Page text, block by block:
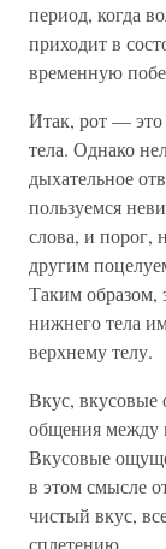
период, когда
приходит в
временную
Итак, рот — это
тела. Однако
дыхательное
пользуемся
слова, и порог,
другим
Таким образом,
нижнего тела
верхнему телу.
Вкус,
общения между
Вкусовые
в этом смысле
чистый вкус,
сплетению.